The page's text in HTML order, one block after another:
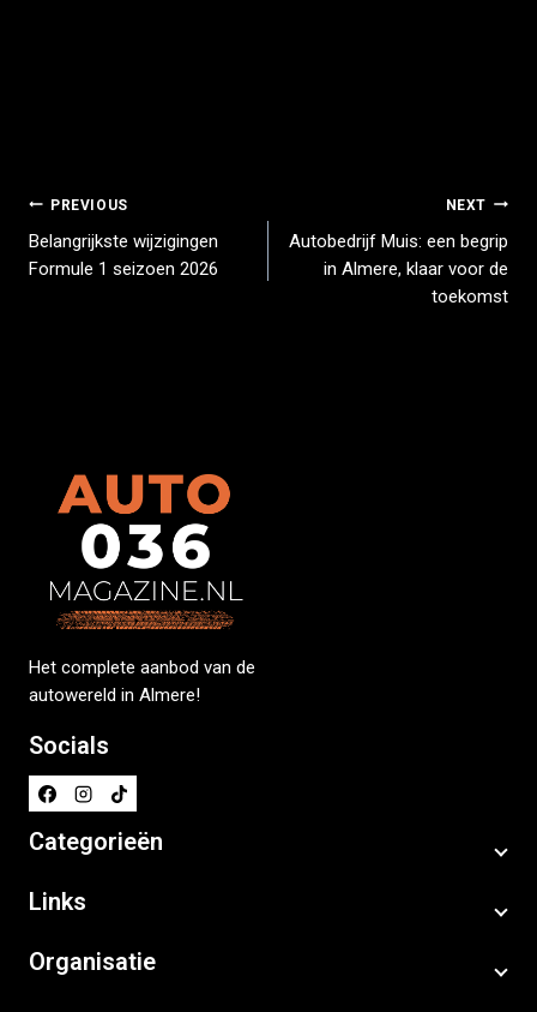
PREVIOUS
Belangrijkste wijzigingen
Formule 1 seizoen 2026
NEXT
Autobedrijf Muis: een begrip
in Almere, klaar voor de
toekomst
Het complete aanbod van de
autowereld in Almere!
Socials
Categorieën
Links
Organisatie